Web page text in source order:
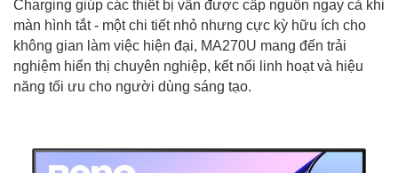
Charging giúp các thiết bị vẫn được cấp nguồn ngay cả khi
màn hình tắt - một chi tiết nhỏ nhưng cực kỳ hữu ích cho
không gian làm việc hiện đại, MA270U mang đến trải
nghiệm hiển thị chuyên nghiệp, kết nối linh hoạt và hiệu
năng tối ưu cho người dùng sáng tạo.